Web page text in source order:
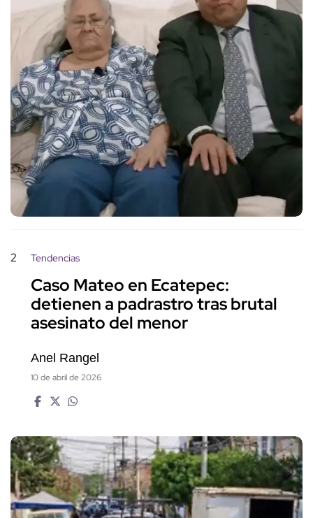
2 Tendencias
Caso Mateo en Ecatepec:
detienen a padrastro tras brutal
asesinato del menor
Anel Rangel
10 de abril de 2026